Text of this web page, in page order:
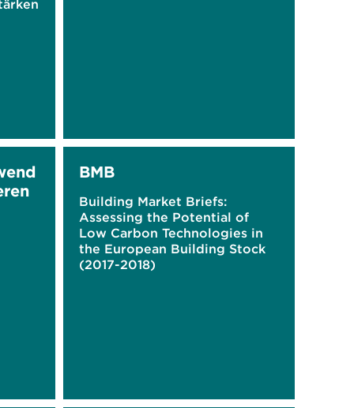
BMB
Building Market Briefs:
Assessing the Potential of
Low Carbon Technologies in
the European Building Stock
(2017-2018)